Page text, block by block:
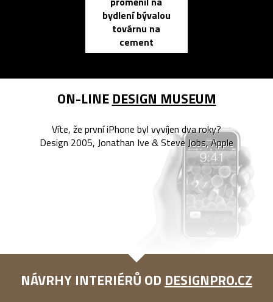
bydlení bývalou
továrnu na
cement
ON-LINE DESIGN MUSEUM
Víte, že první iPhone byl vyvíjen dva roky?
Design 2005, Jonathan Ive & Steve Jobs, Apple
NÁVRHY INTERIÉRŮ OD DESIGNPRO.CZ